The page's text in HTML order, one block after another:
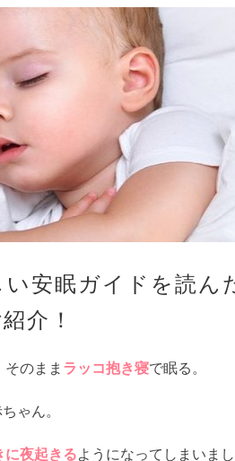
安眠ガイドを読ん
介！
のまま ラッコ抱き寝で眠る。
ゃん。
に夜起きるようになってしまいまし